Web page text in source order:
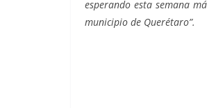
esperando esta semana
municipio de Querétaro”.